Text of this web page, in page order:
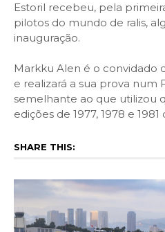
Estoril recebeu, pela
pilotos do mundo de ralis,
inauguração.
Markku Alen é o convidado
e realizará a sua prova num
semelhante ao que utilizou
edições de 1977, 1978 e
SHARE THIS: